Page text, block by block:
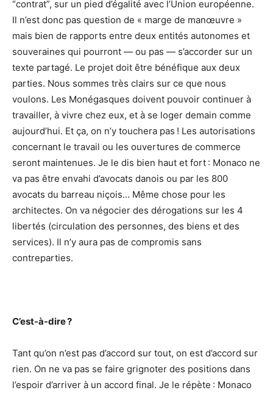
“contrat”, sur un pied d’égalité avec l’Union européenne.
Il n’est donc pas question de « marge de manœuvre »
mais bien de rapports entre deux entités autonomes et
souveraines qui pourront — ou pas — s’accorder sur un
texte partagé. Le projet doit être bénéfique aux deux
parties. Nous sommes très clairs sur ce que nous
voulons. Les Monégasques doivent pouvoir continuer à
travailler, à vivre chez eux, et à se loger demain comme
aujourd’hui. Et ça, on n’y touchera pas ! Les autorisations
concernant le travail ou les ouvertures de commerce
seront maintenues. Je le dis bien haut et fort : Monaco ne
va pas être envahi d’avocats danois ou par les 800
avocats du barreau niçois… Même chose pour les
architectes. On va négocier des dérogations sur les 4
libertés (circulation des personnes, des biens et des
services). Il n’y aura pas de compromis sans
contreparties.
C’est-à-dire ?
Tant qu’on n’est pas d’accord sur tout, on est d’accord sur
rien. On ne va pas se faire grignoter des positions dans
l’espoir d’arriver à un accord final. Je le répète : Monaco